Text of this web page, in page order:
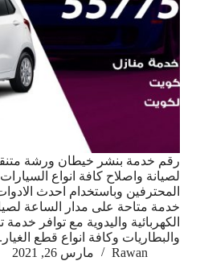
رقم خدمة بنشر خيطان ورشة
لصيانة واصلاح كافة انواع
المحترفين وباستخدام احدث
خدمة متاحة على مدار الساعة
الكهربائية واليدوية مع توافر خدمة
والبطاريات وكافة انواع قطع
Rawan
مارس 26, 2021